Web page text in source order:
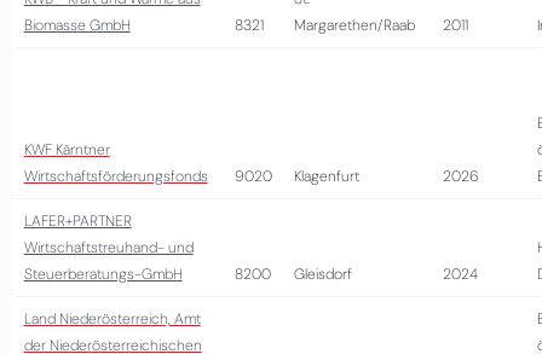
Biomasse GmbH
8321
Margarethen/Raab
2011
KWF Kärntner
Wirtschaftsförderungsfonds
9020 Klagenfurt 2026
LAFER+PARTNER
Wirtschaftstreuhand- und
Steuerberatungs-GmbH
8200 Gleisdorf 2024
Land Niederösterreich, Amt
der Niederösterreichischen